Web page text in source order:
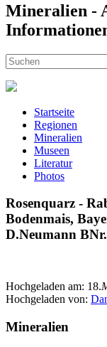
Mineralien -
Startseite
Regionen
Mineralien
Museen
Literatur
Photos
Rosenquarz -
Bodenmais,
D.Neumann
Hochgeladen am: 18.
Hochgeladen von:
Mineralien